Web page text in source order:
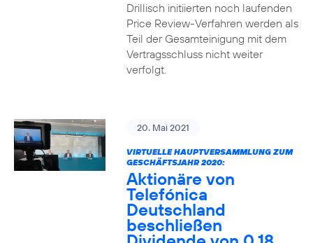
Drillisch initiierten noch laufenden
Price Review-Verfahren werden als
Teil der Gesamteinigung mit dem
Vertragsschluss nicht weiter
verfolgt.
20. Mai 2021
VIRTUELLE HAUPTVERSAMMLUNG ZUM
GESCHÄFTSJAHR 2020:
Aktionäre von
Telefónica
Deutschland
beschließen